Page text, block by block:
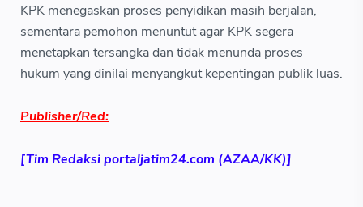
KPK menegaskan proses penyidikan masih berjalan,
sementara pemohon menuntut agar KPK segera
menetapkan tersangka dan tidak menunda proses
hukum yang dinilai menyangkut kepentingan publik luas.
Publisher/Red:
[Tim Redaksi portaljatim24.com (AZAA/KK)]